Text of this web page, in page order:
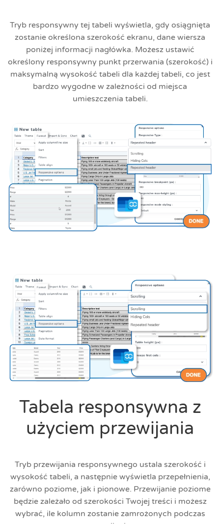
Tryb responsywny tej tabeli wyświetla, gdy osiągnięta
zostanie określona szerokość ekranu, dane wiersza
poniżej informacji nagłówka. Możesz ustawić
określony responsywny punkt przerwania (szerokość) i
maksymalną wysokość tabeli dla każdej tabeli, co jest
bardzo wygodne w zależności od miejsca
umieszczenia tabeli.
Tabela responsywna z
użyciem przewijania
Tryb przewijania responsywnego ustala szerokość i
wysokość tabeli, a następnie wyświetla przepełnienia,
zarówno poziome, jak i pionowe. Przewijanie poziome
będzie zależało od szerokości Twojej treści i możesz
wybrać, ile kolumn zostanie zamrożonych podczas